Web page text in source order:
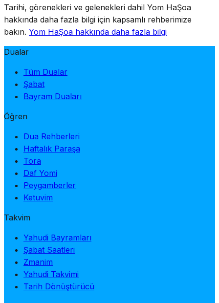
Tarihi, görenekleri ve gelenekleri dahil Yom HaŞoa
hakkında daha fazla bilgi için kapsamlı rehberimize
bakın. Yom HaŞoa hakkında daha fazla bilgi
Dualar
Tüm Dualar
Şabat
Bayram Duaları
Öğren
Dua Rehberleri
Haftalık Paraşa
Tora
Daf Yomi
Peygamberler
Ketuvim
Takvim
Yahudi Bayramları
Şabat Saatleri
Zmanim
Yahudi Takvimi
Tarih Dönüştürücü